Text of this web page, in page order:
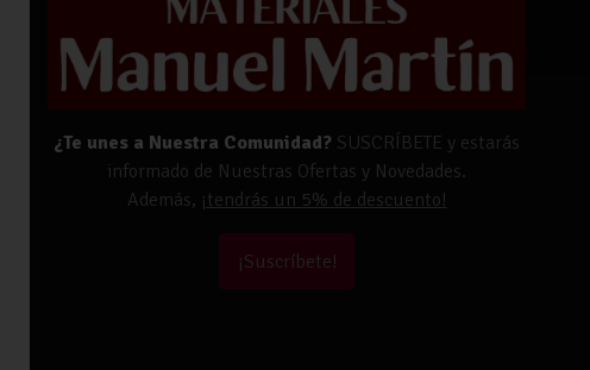
¿Te unes a Nuestra Comunidad? SUSCRÍBETE y estarás
informado de Nuestras Ofertas y Novedades.
Además, ¡tendrás un 5% de descuento!
¡Suscríbete!